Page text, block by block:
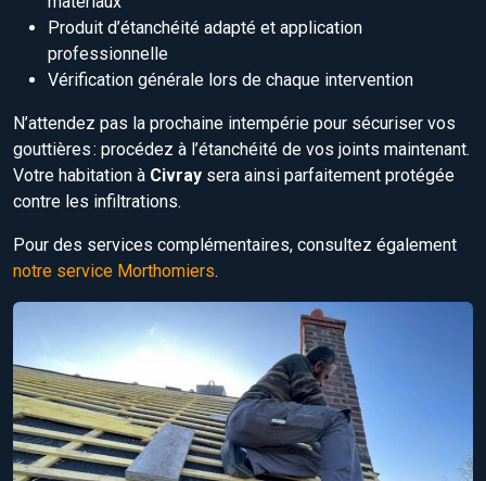
Produit d’étanchéité adapté et application
professionnelle
Vérification générale lors de chaque intervention
N’attendez pas la prochaine intempérie pour sécuriser vos
gouttières : procédez à l’étanchéité de vos joints maintenant.
Votre habitation à Civray sera ainsi parfaitement protégée
contre les infiltrations.
Pour des services complémentaires, consultez également
notre service Morthomiers.